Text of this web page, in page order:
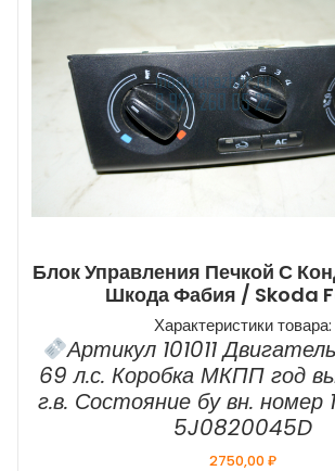
Блок Управления Печкой С
Шкода Фабия / Skoda
Характеристики товара:
Артикул 101011
69 л.с. Коробка МКПП год
г.в. Состояние бу вн.
5J0820045D
2750,00₽